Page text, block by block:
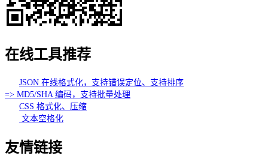
在线工具推荐
JSON 在线格式化，支持错误定位、支持排序
=> MD5/SHA 编码，支持批量处理
CSS 格式化、压缩
文本空格化
友情链接